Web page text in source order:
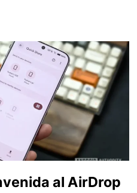
al AirDrop